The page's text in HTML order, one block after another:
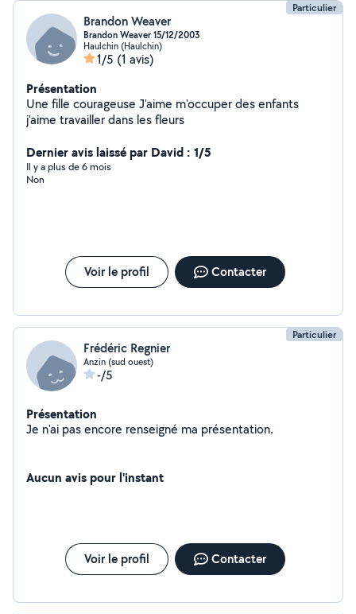
Particulier
Brandon Weaver
Brandon Weaver 15/12/2003
Haulchin (Haulchin)
1/5 (1 avis)
Présentation
Une fille courageuse J'aime m'occuper des enfants
j'aime travailler dans les fleurs
Dernier avis laissé par David : 1/5
Il y a plus de 6 mois
Non
Voir le profil Contacter
Particulier
Frédéric Regnier
Anzin (sud ouest)
-/5
Présentation
Je n'ai pas encore renseigné ma présentation.
Aucun avis pour l'instant
Voir le profil Contacter